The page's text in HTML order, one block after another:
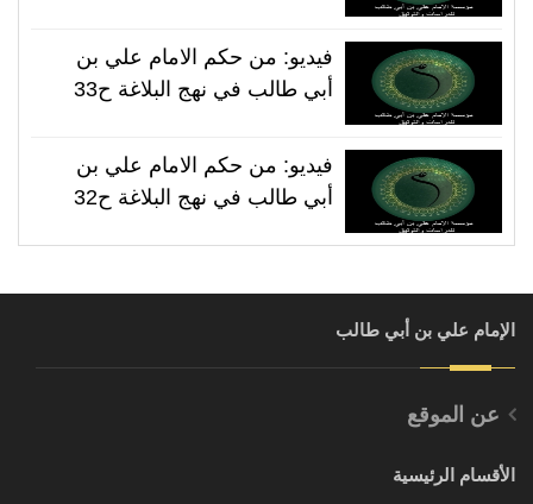
فيديو: من حكم الامام علي بن
أبي طالب في نهج البلاغة ح33
فيديو: من حكم الامام علي بن
أبي طالب في نهج البلاغة ح32
الإمام علي بن أبي طالب
عن الموقع
الأقسام الرئيسية